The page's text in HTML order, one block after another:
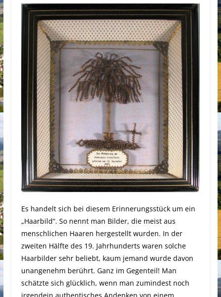
Es handelt sich bei diesem Erinnerungsstück um ein
„Haarbild“. So nennt man Bilder, die meist aus
menschlichen Haaren hergestellt wurden. In der
zweiten Hälfte des 19. Jahrhunderts waren solche
Haarbilder sehr beliebt, kaum jemand wurde davon
unangenehm berührt. Ganz im Gegenteil! Man
schätzte sich glücklich, wenn man zumindest noch